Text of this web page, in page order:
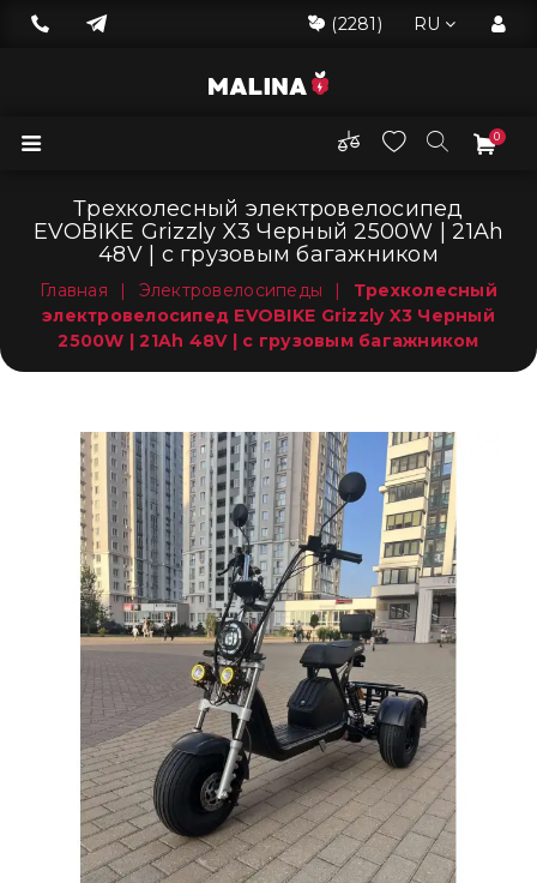
(2281) RU
0
Трехколесный электровелосипед
EVOBIKE Grizzly X3 Черный 2500W | 21Ah
48V | с грузовым багажником
Главная | Электровелосипеды |
Трехколесный
электровелосипед EVOBIKE Grizzly X3 Черный
2500W | 21Ah 48V | с грузовым багажником